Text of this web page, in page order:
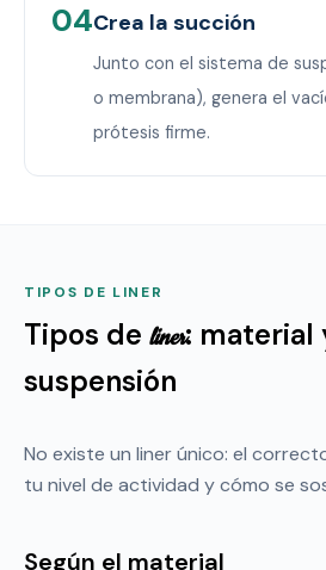
04Crea la succión
Junto con el sistema de
o membrana), genera el
prótesis firme.
TIPOS DE LINER
Tipos de liner: material
suspensión
No existe un liner único: el
tu nivel de actividad y cómo se
Según el material